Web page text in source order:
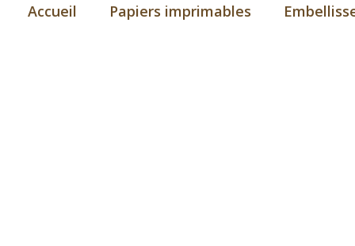
Accueil Papiers imprimables